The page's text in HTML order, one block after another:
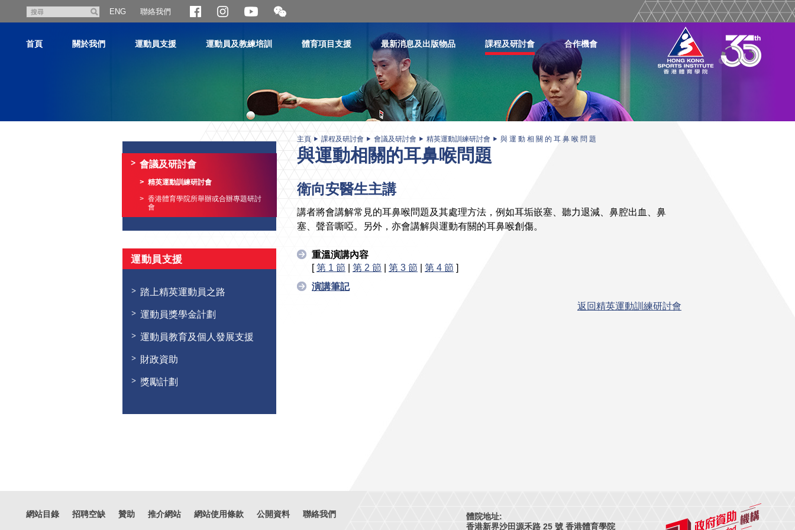
尋
ENG 聯絡我們
開
合
首頁 關於我們 運動員支援 運動員及教練培訓 體育項目支援 最新消息及出版物品 課程及研討會 合作機會
會議及研討會
精英運動訓練研討會
香港體育學院所舉辦或合辦專題研討
會
運動員支援
踏上精英運動員之路
運動員獎學金計劃
運動員教育及個人發展支援
財政資助
獎勵計劃
主頁 課程及研討會 會議及研討會 精英運動訓練研討會 與 運 動 相 關 的 耳 鼻 喉 問 題
與運動相關的耳鼻喉問題
衛向安醫生主講
講者將會講解常見的耳鼻喉問題及其處理方法，例如耳垢嵌塞、聽力退減、鼻腔出血、鼻
塞、聲音嘶啞。另外，亦會講解與運動有關的耳鼻喉創傷。
重溫演講內容
[第 1 節 | 第 2 節 | 第 3 節 | 第 4 節 ]
演講筆記
返回精英運動訓練研討會
體院地址:
香港新界沙田源禾路 25 號 香港體育學院
網站目錄 招聘空缺 贊助 推介網站 網站使用條款 公開資料 聯絡我們